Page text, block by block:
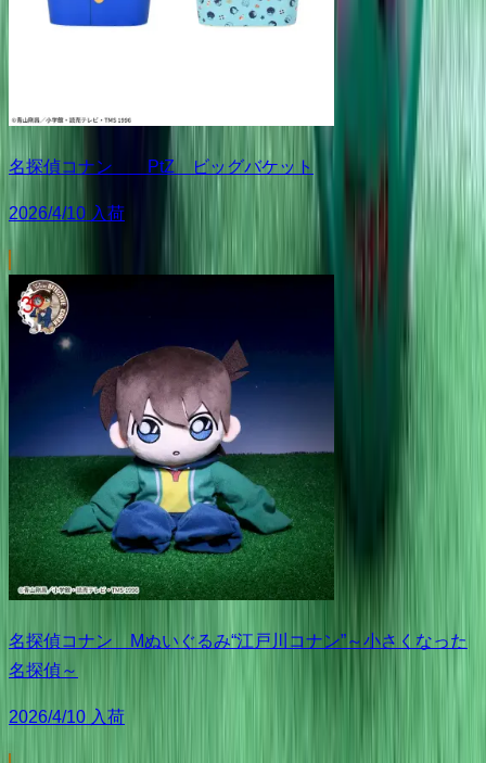
名探偵コナン PtZ ビッグバケット
2026/4/10 入荷
名探偵コナン Mぬいぐるみ“江戸川コナン”～小さくなった
名探偵～
2026/4/10 入荷